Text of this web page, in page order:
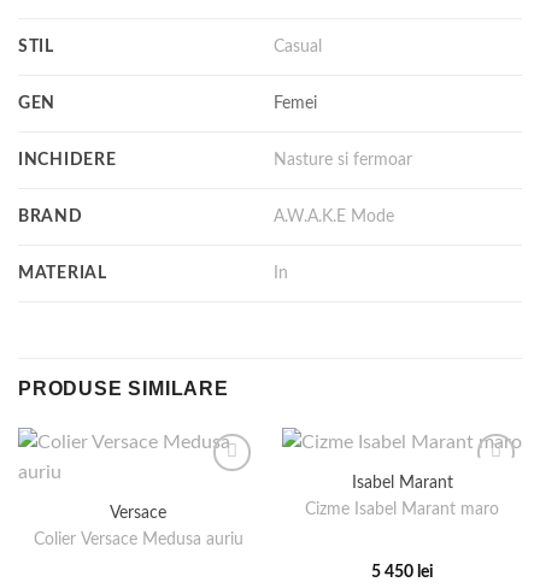
STIL Casual
GEN Femei
INCHIDERE Nasture si fermoar
BRAND A.W.A.K.E Mode
MATERIAL In
PRODUSE SIMILARE
Versace
Colier Versace Medusa auriu
Isabel Marant
Cizme Isabel Marant maro
5 450 lei